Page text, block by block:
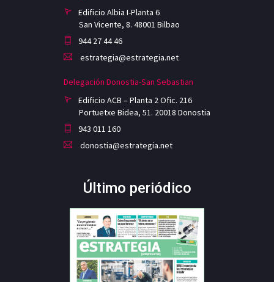
Edificio Albia I-Planta 6
San Vicente, 8. 48001 Bilbao
944 27 44 46
estrategia@estrategia.net
Delegación Donostia-San Sebastian
Edificio ACB – Planta 2 Ofic. 216
Portuetxe Bidea, 51. 20018 Donostia
943 011 160
donostia@estrategia.net
Último periódico